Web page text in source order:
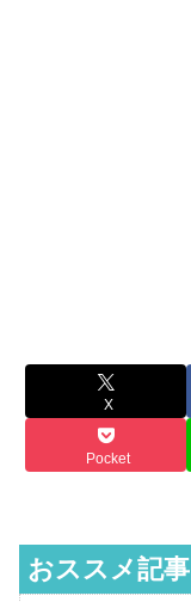
X
Pocket
おススメ記事